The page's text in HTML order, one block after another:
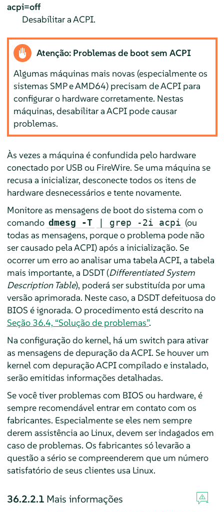
acpi=off
Desabilitar a ACPI.
Atenção: Problemas de boot sem ACPI
Algumas máquinas mais novas (especialmente os
sistemas SMP e AMD64) precisam de ACPI para
configurar o hardware corretamente. Nestas
máquinas, desabilitar a ACPI pode causar
problemas.
Às vezes a máquina é confundida pelo hardware
conectado por USB ou FireWire. Se uma máquina se
recusa a inicializar, desconecte todos os itens de
hardware desnecessários e tente novamente.
Monitore as mensagens de boot do sistema com o
comando dmesg -T | grep -2i acpi (ou
todas as mensagens, porque o problema pode não
ser causado pela ACPI) após a inicialização. Se
ocorrer um erro ao analisar uma tabela ACPI, a tabela
mais importante, a DSDT (Differentiated System
Description Table), poderá ser substituída por uma
versão aprimorada. Neste caso, a DSDT defeituosa do
BIOS é ignorada. O procedimento está descrito na
Seção 36.4, “Solução de problemas”.
Na configuração do kernel, há um switch para ativar
as mensagens de depuração da ACPI. Se houver um
kernel com depuração ACPI compilado e instalado,
serão emitidas informações detalhadas.
Se você tiver problemas com BIOS ou hardware, é
sempre recomendável entrar em contato com os
fabricantes. Especialmente se eles nem sempre
derem assistência ao Linux, devem ser indagados em
caso de problemas. Os fabricantes só levarão a
questão a sério se compreenderem que um número
satisfatório de seus clientes usa Linux.
36.2.2.1 Mais informações